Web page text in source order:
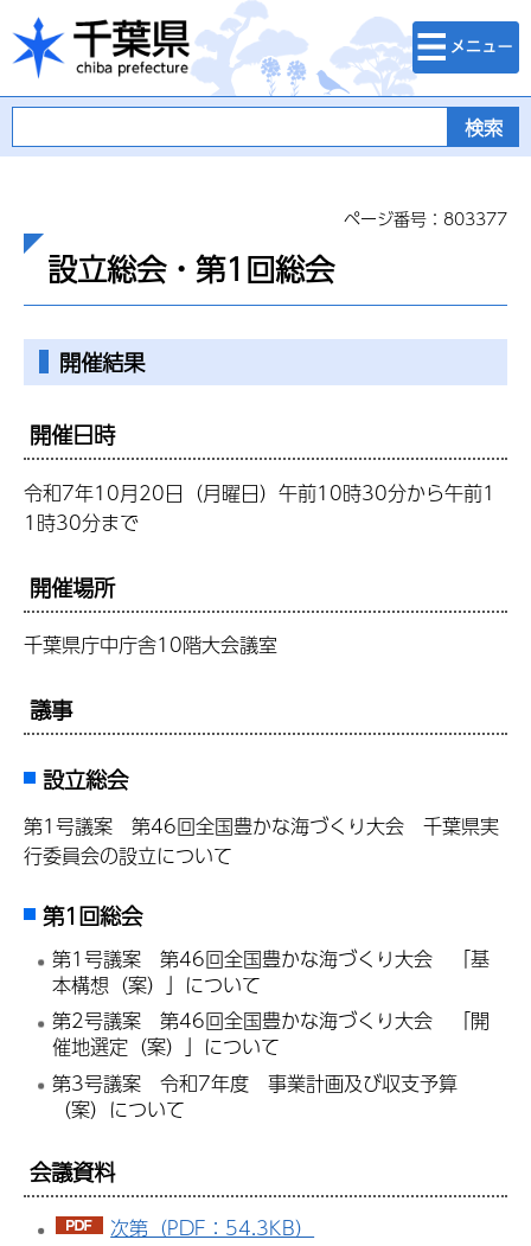
千葉県
検索・メニュ
ー
ページ番号：803377
設立総会・第1回総会
開催結果
開催日時
令和7年10月20日（月曜日）午前10時30分から午前1
1時30分まで
開催場所
千葉県庁中庁舎10階大会議室
議事
設立総会
第1号議案 第46回全国豊かな海づくり大会 千葉県実
行委員会の設立について
第1回総会
第1号議案 第46回全国豊かな海づくり大会 「基
本構想（案）」について
第2号議案 第46回全国豊かな海づくり大会 「開
催地選定（案）」について
第3号議案 令和7年度 事業計画及び収支予算
（案）について
会議資料
次第（PDF：54.3KB）